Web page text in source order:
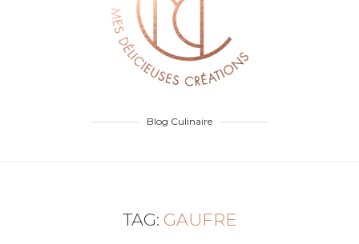
Blog Culinaire
TAG: GAUFRE